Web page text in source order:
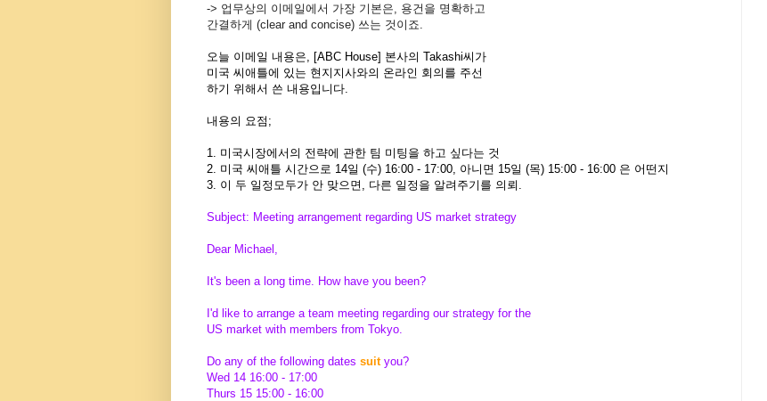
-> 업무상의 이메일에서 가장 기본은, 용건을 명확하고
간결하게 (clear and concise) 쓰는 것이죠.
오늘 이메일 내용은, [ABC House] 본사의 Takashi씨가
미국 씨애틀에 있는 현지지사와의 온라인 회의를 주선
하기 위해서 쓴 내용입니다.
내용의 요점;
1. 미국시장에서의 전략에 관한 팀 미팅을 하고 싶다는 것
2. 미국 씨애틀 시간으로 14일 (수) 16:00 - 17:00, 아니면 15일 (목) 15:00 - 16:00 은 어떤지
3. 이 두 일정모두가 안 맞으면, 다른 일정을 알려주기를 의뢰.
Subject: Meeting arrangement regarding US market strategy
Dear Michael,
It's been a long time. How have you been?
I'd like to arrange a team meeting regarding our strategy for the
US market with members from Tokyo.
Do any of the following dates suityou?
Wed 14 16:00 - 17:00
Thurs 15 15:00 - 16:00